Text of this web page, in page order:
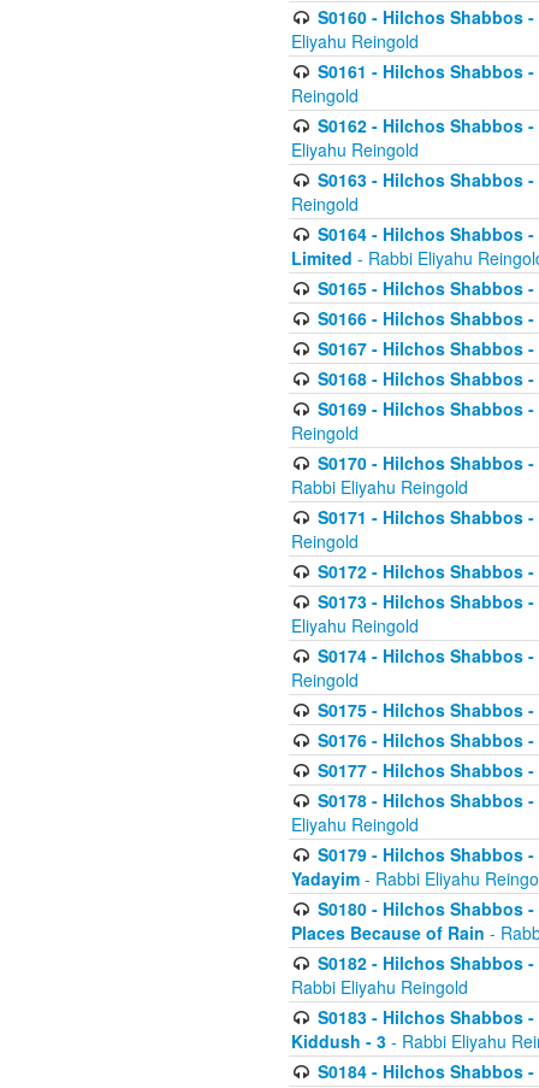
S0160 - Hilchos Shabbos
Eliyahu Reingold
S0161 - Hilchos Shabbos
Reingold
S0162 - Hilchos Shabbos
Eliyahu Reingold
S0163 - Hilchos Shabbos
Reingold
S0164 - Hilchos Shabbos
Limited - Rabbi Eliyahu
S0165 - Hilchos Shabbos
S0166 - Hilchos Shabbos
S0167 - Hilchos Shabbos
S0168 - Hilchos Shabbos
S0169 - Hilchos Shabbos
Reingold
S0170 - Hilchos Shabbos
Rabbi Eliyahu Reingold
S0171 - Hilchos Shabbos
Reingold
S0172 - Hilchos Shabbos
S0173 - Hilchos Shabbos
Eliyahu Reingold
S0174 - Hilchos Shabbos
Reingold
S0175 - Hilchos Shabbos
S0176 - Hilchos Shabbos
S0177 - Hilchos Shabbos
S0178 - Hilchos Shabbos
Eliyahu Reingold
S0179 - Hilchos Shabbos
Yadayim - Rabbi Eliyahu
S0180 - Hilchos Shabbos
Places Because of Rain -
S0182 - Hilchos Shabbos
Rabbi Eliyahu Reingold
S0183 - Hilchos Shabbos
Kiddush - 3 - Rabbi Eliyahu
S0184 - Hilchos Shabbos